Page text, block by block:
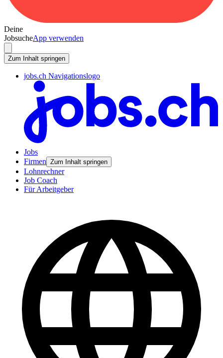
Deine
JobsucheApp verwenden
Zum Inhalt springen
jobs.ch Navigationslogo
Jobs
Firmen Zum Inhalt springen
Lohnrechner
Job Coach
Für Arbeitgeber